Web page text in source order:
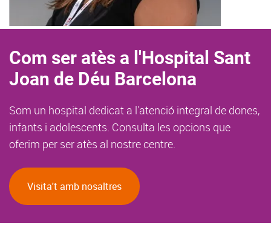
Com ser atès a l'Hospital Sant
Joan de Déu Barcelona
Som un hospital dedicat a l'atenció integral de dones,
infants i adolescents. Consulta les opcions que
oferim per ser atès al nostre centre.
Visita't amb nosaltres